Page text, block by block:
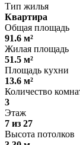
Тип жилья
Квартира
Общая площадь
91.6 м²
Жилая площадь
51.5 м²
Площадь кухни
13.6 м²
Количество
3
Этаж
7 из 27
Высота потолков